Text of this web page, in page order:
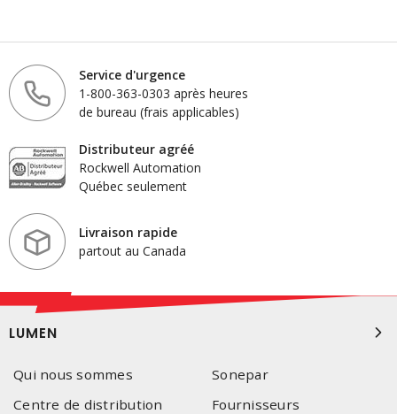
Service d'urgence
1-800-363-0303 après heures
de bureau (frais applicables)
Distributeur agréé
Rockwell Automation
Québec seulement
Livraison rapide
partout au Canada
LUMEN
Qui nous sommes
Sonepar
Centre de distribution
Fournisseurs